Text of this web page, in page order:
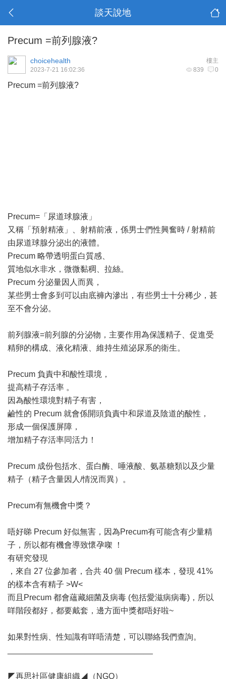
談天說地
Precum =前列腺液?
樓主
choicehealth
839 0
2023-7-21 16:02:36
Precum =前列腺液?
Precum=「尿道球腺液」
又稱「預射精液」、射精前液，係男士們性興奮時 / 射精前
由尿道球腺分泌出的液體。
Precum 略帶透明蛋白質感、
質地似水非水，微微黏稠、拉絲。
Precum 分泌量因人而異，
某些男士會多到可以由底褲內滲出，有些男士十分稀少，甚
至不會分泌。
前列腺液=前列腺的分泌物，主要作用為保護精子、促進受
精卵的構成、液化精液、維持生殖泌尿系的衛生。
Precum 負責中和酸性環境，
提高精子存活率 。
因為酸性環境對精子有害，
鹼性的 Precum 就會係開頭負責中和尿道及陰道的酸性，
形成一個保護屏障，
增加精子存活率同活力！
Precum 成份包括水、蛋白酶、唾液酸、氨基糖類以及少量
精子（精子含量因人/情況而異）。
Precum有無機會中獎？
唔好睇 Precum 好似無害，因為Precum有可能含有少量精
子，所以都有機會導致懷孕㗎 ！
有研究發現
，來自 27 位參加者，合共 40 個 Precum 樣本，發現 41%
的樣本含有精子 >W<
而且Precum 都會蘊藏細菌及病毒 (包括愛滋病病毒)，所以
咩階段都好，都要戴套，邊方面中獎都唔好啦~
如果對性病、性知識有咩唔清楚，可以聯絡我們查詢。
◤再思社區健康組織◢（NGO）